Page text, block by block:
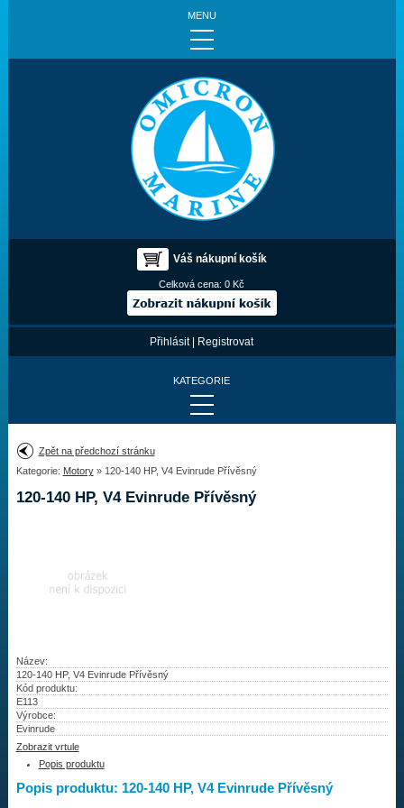
MENU
Váš nákupní košík
Celková cena:0 Kč
Přihlásit| Registrovat
KATEGORIE
Provedení:
Výrobce:
Najít vrtuli
Vrtule
Redukční pouzdra XHS
Kontakty
Aktuality
Zpět na předchozí stránku
Kategorie: Motory» 120-140 HP, V4 Evinrude Přívěsný
120-140 HP, V4 Evinrude Přívěsný
Název:
120-140 HP, V4 Evinrude Přívěsný
Kód produktu:
E113
Výrobce:
Evinrude
Zobrazit vrtule
Popis produktu
Popis produktu: 120-140 HP, V4 Evinrude Přívěsný